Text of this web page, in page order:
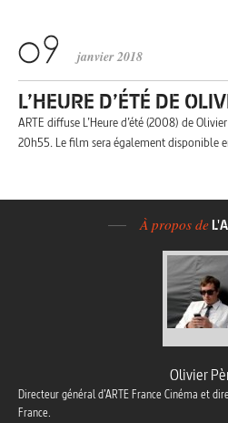
janvier 2018
L’HEURE D’ÉTÉ DE
ARTE diffuse L’Heure d’été (2008) de
20h55. Le film sera également disponible
À propos de
Olivier
Directeur général d’ARTE France Cinéma et
France.